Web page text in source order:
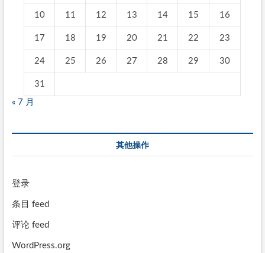
10 11 12 13 14 15 16
17 18 19 20 21 22 23
24 25 26 27 28 29 30
31
« 7 月
其他操作
登录
条目 feed
评论 feed
WordPress.org